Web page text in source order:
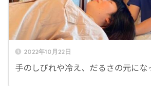
2022年10月22日
手のしびれや冷え、だるさの元にな